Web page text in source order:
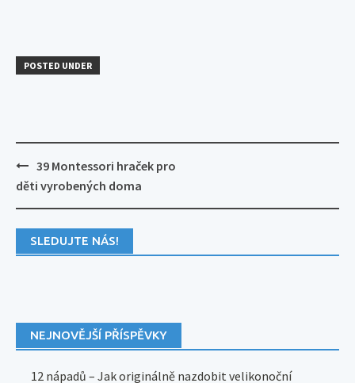
POSTED UNDER
Post
navigation
39 Montessori hraček pro
děti vyrobených doma
SLEDUJTE NÁS!
NEJNOVĚJŠÍ PŘÍSPĚVKY
12 nápadů – Jak originálně nazdobit velikonoční